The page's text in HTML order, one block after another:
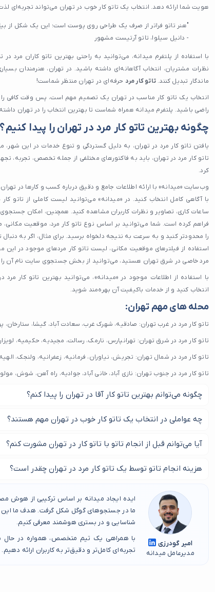
هویت شما ارائه دهد. انتخاب یک تاتو کار خوب در تهران می‌تواند
"هنر تاتو فراتر از صرف یک طراحی روی پوست است؛ این یک شکل از
- دانیل سیلوا، تاتو آرتیست مشهور
با استفاده از پلتفرم میدانه، می‌توانید به راحتی بهترین تاتو کاران مرد
نظرات مشتریان، انتخاب آگاهانه‌ای داشته باشید. در تهران، هنرمندان
ماندگار تبدیل کنند. تاتو کار مرد حرفه‌ای در تهران منتظر شماست!
انتخاب یک تاتو کار مناسب در تهران یک تصمیم مهم است، پس وقت کافی
راضی باشید. پلتفرم میدانه همراه شماست تا بهترین انتخاب را در تهران
چگونه بهترین تاتو کار مرد در تهران را پیدا کنیم؟
یافتن تاتو کار مرد در تهران، به دلیل گستردگی و تنوع خدمات در این شهر،
تاتو کار مرد در تهران، باید به فاکتورهای مختلفی از جمله تخصص، تجربه،
کرد.
وب‌سایت «میدانه» با ارائه اطلاعات جامع و دقیق درباره کسب و کارها در
با آگاهی کامل انتخاب کنید. در «میدانه» می‌توانید لیست کاملی از تاتو
ساعات کاری، تصاویر و نظرات کاربران مشاهده کنید. همچنین، امکان جستجوی
فراهم کرده است. شما می‌توانید بر اساس نوع تاتو کار مرد، موقعیت
را محدودتر کنید و به سرعت به نتیجه دلخواه برسید. برای مثال، اگر به دنبال
استفاده از فیلترهای موقعیت مکانی، لیست تاتو کار مردهای موجود در این
مرد خاصی در شرق تهران هستید، می‌توانید از بخش جستجوی سایت نام آن
با استفاده از اطلاعات موجود در «میدانه»، می‌توانید بهترین تاتو کار
انتخاب کنید و از خدمات باکیفیت آن بهره‌مند شوید.
محله های مهم تهران:
تاتو کار مرد در غرب تهران: صادقیه، شهرک غرب، سعادت آباد، گیشا، ستارخان،
تاتو کار مرد در شرق تهران: تهرانپارس، نارمک، رسالت، مجیدیه، حکیمیه،
تاتو کار مرد در شمال تهران: تجریش، نیاوران، فرمانیه، زعفرانیه، ولنجک،
تاتو کار مرد در جنوب تهران: نازی آباد، خانی آباد، جوادیه، راه آهن، شوش،
چگونه می‌توانم بهترین تاتو کار آقا در تهران را پیدا کنم؟
برای یافتن بهترین تاتو کار آقا در تهران، می‌توانید از پلتفرم
کمک می‌کند تا نمونه کارهای مختلف را بررسی کرده و نظرات
چه عواملی در انتخاب یک تاتو کار خوب در تهران مهم هستند؟
مهم‌ترین عوامل در انتخاب یک تاتو کار خوب در تهران عبارتند از:
آیا می‌توانم قبل از انجام تاتو با تاتو کار در تهران مشورت کنم؟
بله، اکیداً توصیه می‌شود قبل از انجام تاتو، با تاتو کار در
مورد طرح، اندازه، محل تاتو و سایر جزئیات با او صحبت کنید.
هزینه انجام تاتو توسط یک تاتو کار مرد در تهران چقدر است؟
هزینه انجام تاتو توسط یک تاتو کار مرد در تهران به عوامل
تجربه تاتو کار بستگی دارد. برای اطلاع دقیق از قیمت‌ها، بهتر
قیمت‌ها را مقایسه کنید.
امیر گودرزی
مدیرعامل میدانه
ایده ایجاد میدانه بر اساس ترکیبی از هوش
ما در جستجوهای گوگل شکل گرفت. هدف ما این
شناسایی و در بستری هوشمند معرفی کنیم.
با همراهی یک تیم متخصص، همواره در حال
تجربه‌ای کامل‌تر و دقیق‌تر به کاربران ارائه دهیم.